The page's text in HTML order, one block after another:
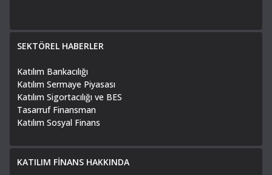
SEKTÖREL HABERLER
Katılım Bankacılığı
Katılım Sermaye Piyasası
Katılım Sigortacılığı ve BES
Tasarruf Finansman
Katılım Sosyal Finans
KATILIM FİNANS HAKKINDA